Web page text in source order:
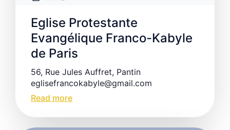
Eglise Protestante
Evangélique Franco-Kabyle
de Paris
56, Rue Jules Auffret, Pantin
eglisefrancokabyle@gmail.com
Read more